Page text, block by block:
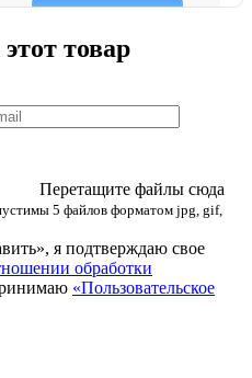
товар
Перетащите файлы сюда
5 файлов форматом jpg, gif,
я подтверждаю свое
обработки
«Пользовательское